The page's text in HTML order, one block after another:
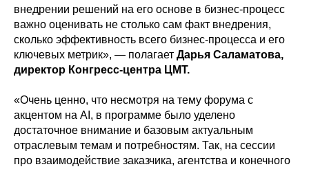
внедрении решений на его основе в бизнес-процесс
важно оценивать не столько сам факт внедрения,
сколько эффективность всего бизнес-процесса и его
ключевых метрик», — полагает Дарья Саламатова,
директор Конгресс-центра ЦМТ.
«Очень ценно, что несмотря на тему форума с
акцентом на AI, в программе было уделено
достаточное внимание и базовым актуальным
отраслевым темам и потребностям. Так, на сессии
про взаимодействие заказчика, агентства и конечного